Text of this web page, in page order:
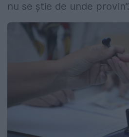
nu se știe de unde provin”.